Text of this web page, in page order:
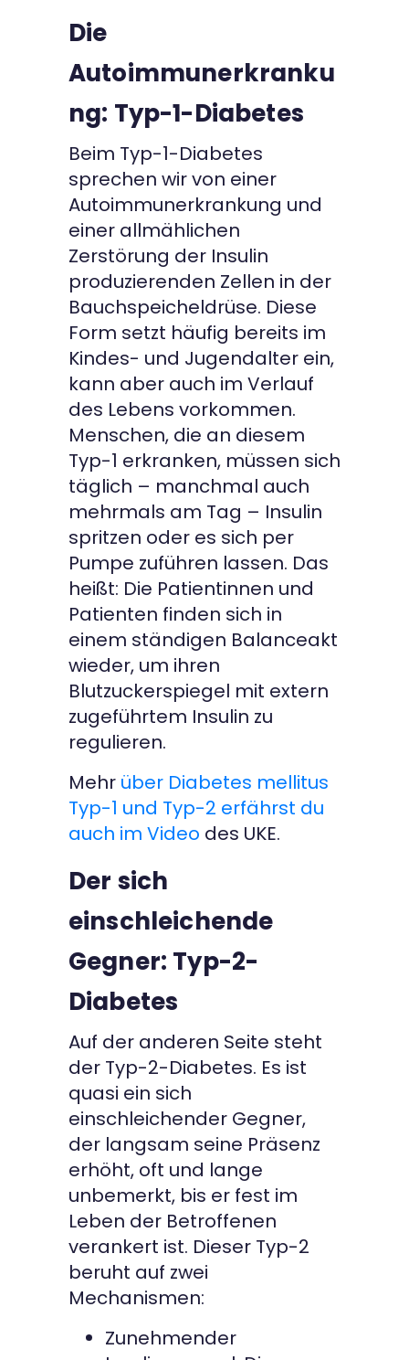
Die
Autoimmunerkranku
ng: Typ-1-Diabetes
Beim Typ-1-Diabetes
sprechen wir von einer
Autoimmunerkrankung und
einer allmählichen
Zerstörung der Insulin
produzierenden Zellen in der
Bauchspeicheldrüse. Diese
Form setzt häufig bereits im
Kindes- und Jugendalter ein,
kann aber auch im Verlauf
des Lebens vorkommen.
Menschen, die an diesem
Typ-1 erkranken, müssen sich
täglich – manchmal auch
mehrmals am Tag – Insulin
spritzen oder es sich per
Pumpe zuführen lassen. Das
heißt: Die Patientinnen und
Patienten finden sich in
einem ständigen Balanceakt
wieder, um ihren
Blutzuckerspiegel mit extern
zugeführtem Insulin zu
regulieren.
Mehr über Diabetes mellitus
Typ-1 und Typ-2 erfährst du
auch im Video des UKE.
Der sich
einschleichende
Gegner: Typ-2-
Diabetes
Auf der anderen Seite steht
der Typ-2-Diabetes. Es ist
quasi ein sich
einschleichender Gegner,
der langsam seine Präsenz
erhöht, oft und lange
unbemerkt, bis er fest im
Leben der Betroffenen
verankert ist. Dieser Typ-2
beruht auf zwei
Mechanismen:
Zunehmender